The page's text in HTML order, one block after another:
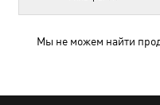
Мы не можем найти